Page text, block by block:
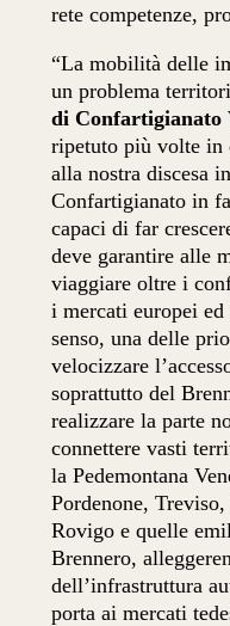
rete competenze,
“La mobilità delle
un problema
di Confartigianato
ripetuto più volte in
alla nostra discesa
Confartigianato in
capaci di far
deve garantire alle
viaggiare oltre i
i mercati europei
senso, una delle
velocizzare
soprattutto del
realizzare la parte
connettere vasti
la Pedemontana
Pordenone,
Rovigo e quelle
Brennero,
dell’infrastruttura
porta ai mercati